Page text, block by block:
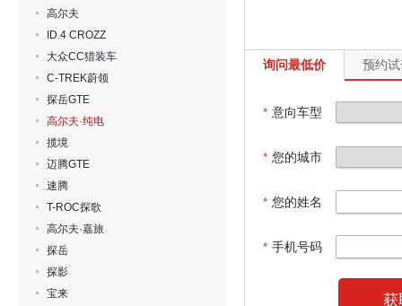
高尔夫
ID.4 CROZZ
大众CC猎装车
C-TREK蔚领
探岳GTE
高尔夫·纯电
揽境
迈腾GTE
速腾
T-ROC探歌
高尔夫·嘉旅
探岳
探影
宝来
询问最低价 预约
* 意向车型
* 您的城市
* 您的姓名
* 手机号码
获